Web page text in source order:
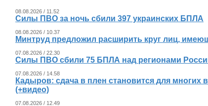
08.08.2026 / 11.52
Силы ПВО за ночь сбили 397 украинских БПЛА
08.08.2026 / 10.37
Минтруд предложил расширить круг лиц,
07.08.2026 / 22.30
Силы ПВО сбили 75 БПЛА над регионами
07.08.2026 / 14.58
Кадыров: сдача в плен становится для
(+видео)
07.08.2026 / 12.49